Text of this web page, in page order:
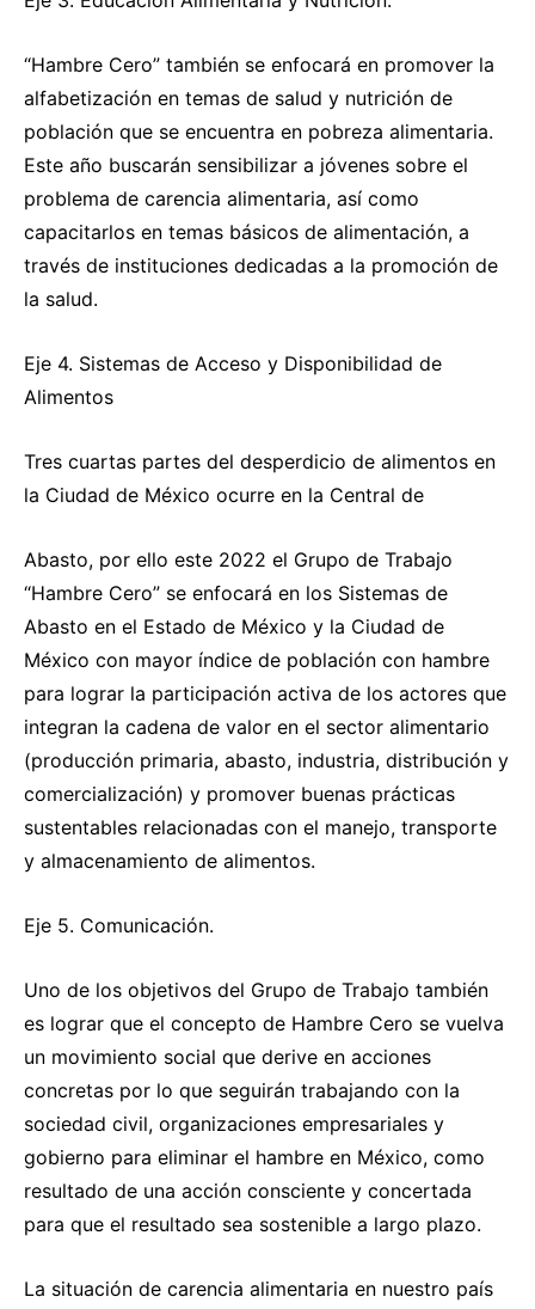
“Hambre Cero” también se enfocará en promover la
alfabetización en temas de salud y nutrición de
población que se encuentra en pobreza alimentaria.
Este año buscarán sensibilizar a jóvenes sobre el
problema de carencia alimentaria, así como
capacitarlos en temas básicos de alimentación, a
través de instituciones dedicadas a la promoción de
la salud.
Eje 4. Sistemas de Acceso y Disponibilidad de
Alimentos
Tres cuartas partes del desperdicio de alimentos en
la Ciudad de México ocurre en la Central de
Abasto, por ello este 2022 el Grupo de Trabajo
“Hambre Cero” se enfocará en los Sistemas de
Abasto en el Estado de México y la Ciudad de
México con mayor índice de población con hambre
para lograr la participación activa de los actores que
integran la cadena de valor en el sector alimentario
(producción primaria, abasto, industria, distribución y
comercialización) y promover buenas prácticas
sustentables relacionadas con el manejo, transporte
y almacenamiento de alimentos.
Eje 5. Comunicación.
Uno de los objetivos del Grupo de Trabajo también
es lograr que el concepto de Hambre Cero se vuelva
un movimiento social que derive en acciones
concretas por lo que seguirán trabajando con la
sociedad civil, organizaciones empresariales y
gobierno para eliminar el hambre en México, como
resultado de una acción consciente y concertada
para que el resultado sea sostenible a largo plazo.
La situación de carencia alimentaria en nuestro país